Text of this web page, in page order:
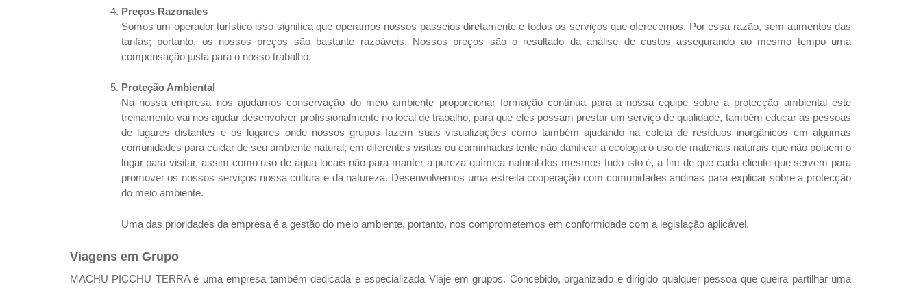
Preços Razonales
Somos um operador turístico isso significa que operamos nossos passeios diretamente e todos os serviços que oferecemos. Por essa razão, sem aumentos das
tarifas; portanto, os nossos preços são bastante razoáveis. Nossos preços são o resultado da análise de custos assegurando ao mesmo tempo uma
compensação justa para o nosso trabalho.
Proteção Ambiental
Na nossa empresa nós ajudamos conservação do meio ambiente proporcionar formação contínua para a nossa equipe sobre a protecção ambiental este
treinamento vai nos ajudar desenvolver profissionalmente no local de trabalho, para que eles possam prestar um serviço de qualidade, também educar as pessoas
de lugares distantes e os lugares onde nossos grupos fazem suas visualizações como também ajudando na coleta de resíduos inorgânicos em algumas
comunidades para cuidar de seu ambiente natural, em diferentes visitas ou caminhadas tente não danificar a ecologia o uso de materiais naturais que não poluem o
lugar para visitar, assim como uso de água locais não para manter a pureza química natural dos mesmos tudo isto é, a fim de que cada cliente que servem para
promover os nossos serviços nossa cultura e da natureza. Desenvolvemos uma estreita cooperação com comunidades andinas para explicar sobre a protecção
do meio ambiente.
Uma das prioridades da empresa é a gestão do meio ambiente, portanto, nos comprometemos em conformidade com a legislação aplicável.
Viagens em Grupo
MACHU PICCHU TERRA é uma empresa também dedicada e especializada Viaje em grupos. Concebido, organizado e dirigido qualquer pessoa que queira partilhar uma